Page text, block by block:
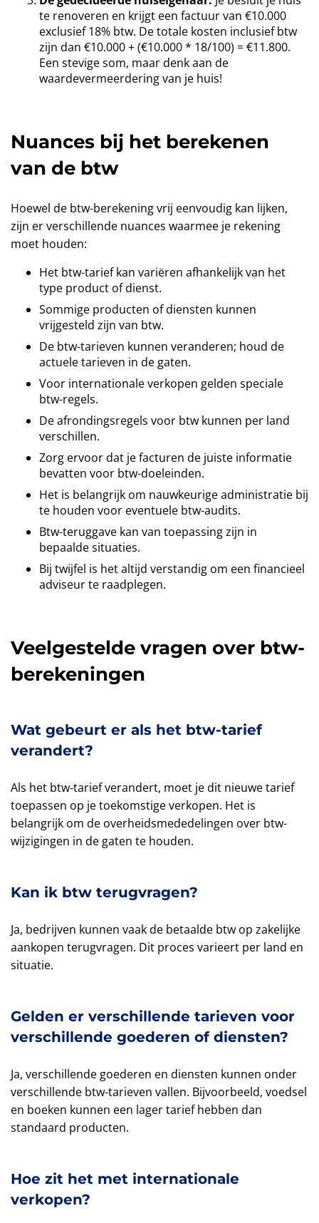
te renoveren en krijgt een factuur van €10.000
exclusief 18% btw. De totale kosten inclusief btw
zijn dan €10.000 + (€10.000 * 18/100) = €11.800.
Een stevige som, maar denk aan de
waardevermeerdering van je huis!
Nuances bij het berekenen
van de btw
Hoewel de btw-berekening vrij eenvoudig kan lijken,
zijn er verschillende nuances waarmee je rekening
moet houden:
Het btw-tarief kan variëren afhankelijk van het
type product of dienst.
Sommige producten of diensten kunnen
vrijgesteld zijn van btw.
De btw-tarieven kunnen veranderen; houd de
actuele tarieven in de gaten.
Voor internationale verkopen gelden speciale
btw-regels.
De afrondingsregels voor btw kunnen per land
verschillen.
Zorg ervoor dat je facturen de juiste informatie
bevatten voor btw-doeleinden.
Het is belangrijk om nauwkeurige administratie bij
te houden voor eventuele btw-audits.
Btw-teruggave kan van toepassing zijn in
bepaalde situaties.
Bij twijfel is het altijd verstandig om een financieel
adviseur te raadplegen.
Veelgestelde vragen over btw-
berekeningen
Wat gebeurt er als het btw-tarief
verandert?
Als het btw-tarief verandert, moet je dit nieuwe tarief
toepassen op je toekomstige verkopen. Het is
belangrijk om de overheidsmededelingen over btw-
wijzigingen in de gaten te houden.
Kan ik btw terugvragen?
Ja, bedrijven kunnen vaak de betaalde btw op zakelijke
aankopen terugvragen. Dit proces varieert per land en
situatie.
Gelden er verschillende tarieven voor
verschillende goederen of diensten?
Ja, verschillende goederen en diensten kunnen onder
verschillende btw-tarieven vallen. Bijvoorbeeld, voedsel
en boeken kunnen een lager tarief hebben dan
standaard producten.
Hoe zit het met internationale
verkopen?